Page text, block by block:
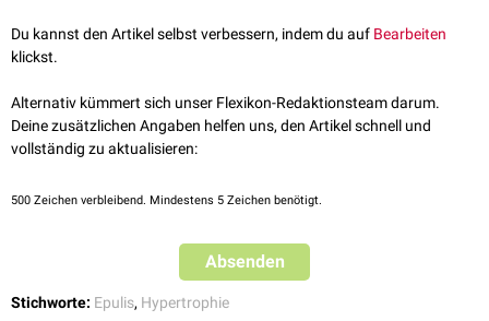
spontan zurückbilden. Gelegentlich ist eine operative Entfernung
notwendig.
Du kannst den Artikel selbst verbessern, indem du auf Bearbeiten
klickst.
Alternativ kümmert sich unser Flexikon-Redaktionsteam darum.
Deine zusätzlichen Angaben helfen uns, den Artikel schnell und
vollständig zu aktualisieren:
500 Zeichen verbleibend. Mindestens 5 Zeichen benötigt.
Absenden
Stichworte: Epulis, Hypertrophie